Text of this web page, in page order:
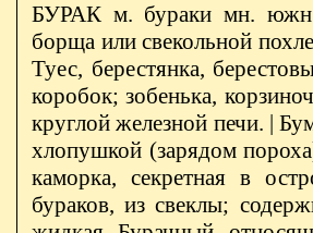
БУРАК м. бураки мн. южн.
борща или свекольной
Туес, берестянка,
коробок; зобенька,
круглой железной печи. |
хлопушкой (зарядом
каморка, секретная в
бураков, из свеклы;